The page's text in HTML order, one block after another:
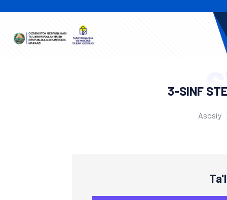
3-SINF
Asosiy